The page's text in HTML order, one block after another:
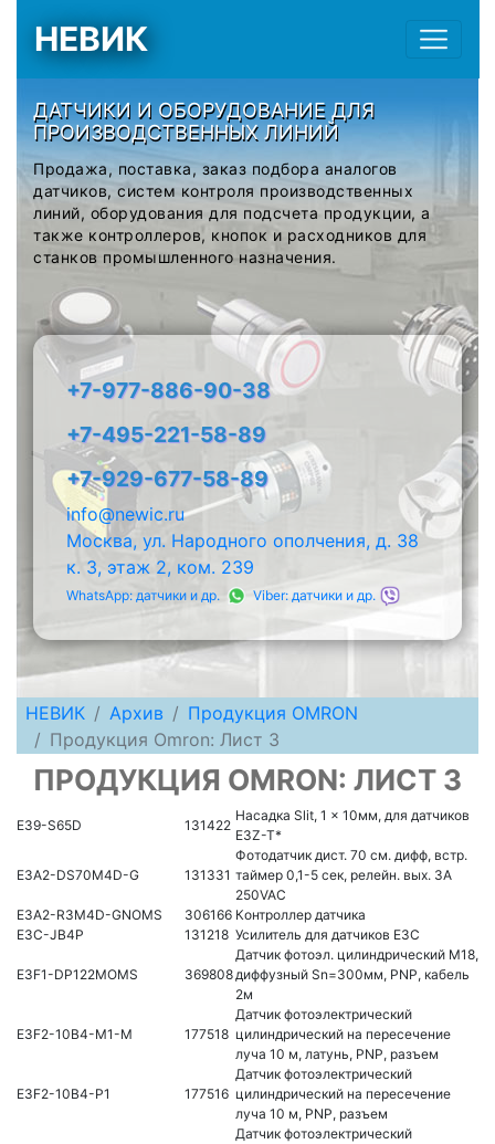
НЕВИК
ДАТЧИКИ И ОБОРУДОВАНИЕ ДЛЯ
ПРОИЗВОДСТВЕННЫХ ЛИНИЙ
Продажа, поставка, заказ подбора аналогов
датчиков, систем контроля производственных
линий, оборудования для подсчета продукции, а
также контроллеров, кнопок и расходников для
станков промышленного назначения.
+7-977-886-90-38
+7-495-221-58-89
+7-929-677-58-89
info@newic.ru
Москва, ул. Народного ополчения, д. 38
к. 3, этаж 2, ком. 239
WhatsApp: датчики и др. Viber: датчики и др.
НЕВИК Архив
Продукция OMRON
Продукция Omron: Лист 3
ПРОДУКЦИЯ OMRON: ЛИСТ 3
E39-S65D 131422
Насадка Slit, 1 x 10мм, для датчиков
E3Z-T*
E3A2-DS70M4D-G 131331
Фотодатчик дист. 70 см. дифф, встр.
таймер 0,1-5 сек, релейн. вых. 3A
250VAC
E3A2-R3M4D-GNOMS
306166 Контроллер датчика
E3C-JB4P
131218 Усилитель для датчиков E3C
E3F1-DP122MOMS 369808
Датчик фотоэл. цилиндрический M18,
диффузный Sn=300мм, PNP, кабель
2м
E3F2-10B4-M1-M 177518
Датчик фотоэлектрический
цилиндрический на пересечение
луча 10 м, латунь, PNP, разъем
E3F2-10B4-P1 177516
Датчик фотоэлектрический
цилиндрический на пересечение
луча 10 м, PNP, разъем
Датчик фотоэлектрический